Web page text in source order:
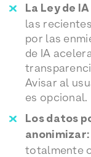
La Ley de
las
por las
de IA
Avisar al
es opcional.
Los datos
anonimizar:
totalmente